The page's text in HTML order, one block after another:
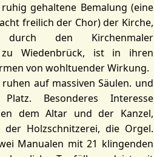
gehaltene Bemalung (eine
freilich der Chor) der Kirche,
durch den Kirchenmaler
zu Wiedenbrück, ist in ihren
von wohltuender Wirkung.
auf massiven Säulen. und
Besonderes Interesse
dem Altar und der Kanzel,
der Holzschnitzerei, die Orgel.
Manualen mit 21 klingenden